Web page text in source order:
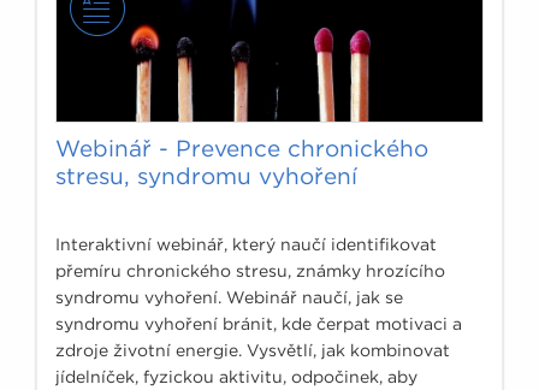
Webinář - Prevence chronického
stresu, syndromu vyhoření
Interaktivní webinář, který naučí identifikovat
přemíru chronického stresu, známky hrozícího
syndromu vyhoření. Webinář naučí, jak se
syndromu vyhoření bránit, kde čerpat motivaci a
zdroje životní energie. Vysvětlí, jak kombinovat
jídelníček, fyzickou aktivitu, odpočinek, aby